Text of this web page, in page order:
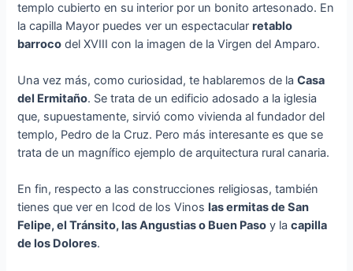
templo cubierto en su interior por un bonito artesonado. En
la capilla Mayor puedes ver un espectacularretablo
barroco del XVIII con la imagen de la Virgen del Amparo.
Una vez más, como curiosidad, te hablaremos de laCasa
del Ermitaño. Se trata de un edificio adosado a la iglesia
que, supuestamente, sirvió como vivienda al fundador del
templo, Pedro de la Cruz. Pero más interesante es que se
trata de un magnífico ejemplo de arquitectura rural canaria.
En fin, respecto a las construcciones religiosas, también
tienes que ver en Icod de los Vinos las ermitas de San
Felipe, el Tránsito, las Angustias o Buen Paso y lacapilla
de los Dolores.